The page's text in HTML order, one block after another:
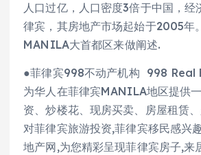
人口过亿，人口密度3倍于中国，经
律宾，其房地产市场起始于2005年
MANILA大首都区来做阐述.
●菲律宾998不动产机构 998
为华人在菲律宾MANILA地区提供
资、炒楼花、现房买卖、房屋租赁
对菲律宾旅游投资,菲律宾移民感兴
地产网,为您精彩呈现菲律宾房子,来